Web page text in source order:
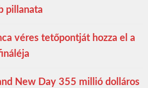
pillanata
véres tetőpontját hozza el a
New Day 355 millió dolláros